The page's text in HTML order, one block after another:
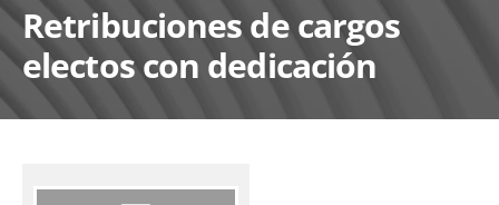
Retribuciones de cargos
electos con dedicación